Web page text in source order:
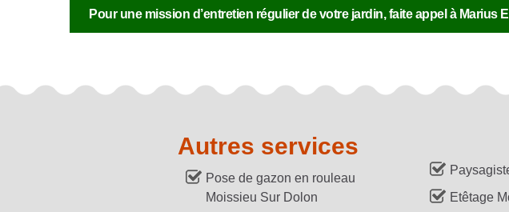
Pour une mission d’entretien régulier de votre jardin, faite appel à Marius
Autres services
Pose de gazon en rouleau
Moissieu Sur Dolon
Etêtage